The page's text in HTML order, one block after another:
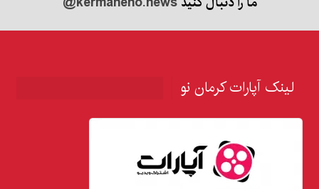
لینک آپارات کرمان نو